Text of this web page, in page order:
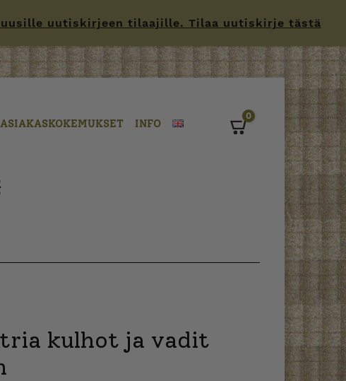
uutiskirjeen tilaajille. Tilaa uutiskirje tästä
ASIAKASKOKEMUKSET INFO
0
kulhot ja vadit